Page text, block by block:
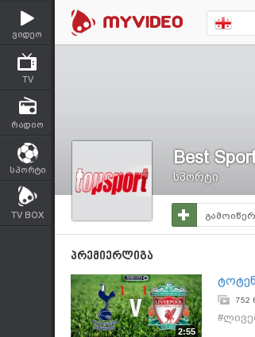
ვიდეო
TV
რადიო
სპორტი
TV BOX
Best
სპორტი
პრემიერლიგა
2:55
752